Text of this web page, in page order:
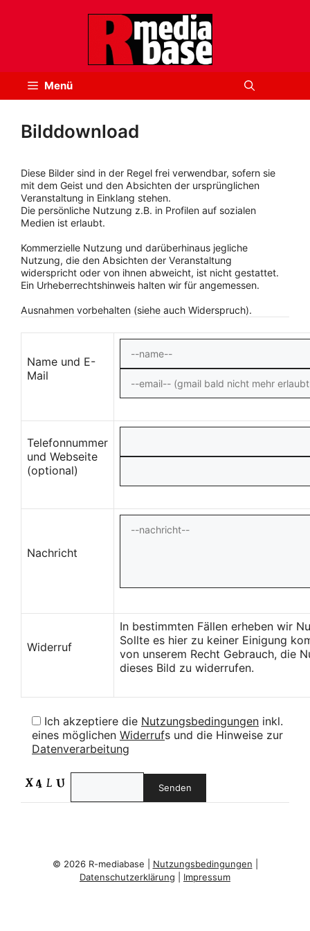
Menü
Bilddownload
Diese Bilder sind in der Regel frei verwendbar, sofern sie
mit dem Geist und den Absichten der ursprünglichen
Veranstaltung in Einklang stehen.
Die persönliche Nutzung z.B. in Profilen auf sozialen
Medien ist erlaubt.
Kommerzielle Nutzung und darüberhinaus jegliche
Nutzung, die den Absichten der Veranstaltung
widerspricht oder von ihnen abweicht, ist nicht gestattet.
Ein Urheberrechtshinweis halten wir für angemessen.
Ausnahmen vorbehalten (siehe auch Widerspruch).
Name und E-
Mail
Telefonnummer
und Webseite
(optional)
Nachricht
Widerruf
In bestimmten Fällen erheben wir
Sollte es hier zu keiner Einigung
von unserem Recht Gebrauch, die
dieses Bild zu widerrufen.
Ich akzeptiere die Nutzungsbedingungen inkl.
eines möglichen Widerrufs und die Hinweise zur
Datenverarbeitung
© 2026 R-mediabase | Nutzungsbedingungen
Datenschutzerklärung
Impressum